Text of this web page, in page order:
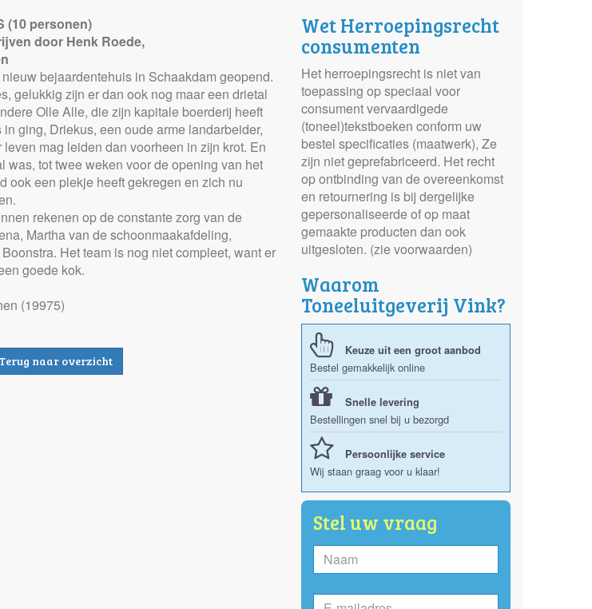
(10 personen)
door Henk Roede,
bejaardentehuis in Schaakdam geopend.
gelukkig zijn er dan ook nog maar een drietal
Olle Alle, die zijn kapitale boerderij heeft
ging, Driekus, een oude arme landarbeider,
mag leiden dan voorheen in zijn krot. En
was, tot twee weken voor de opening van het
ook een plekje heeft gekregen en zich nu
rekenen op de constante zorg van de
Martha van de schoonmaakafdeling,
Het team is nog niet compleet, want er
goede kok.
(19975)
Terug naar overzicht
Wet Herroepingsrecht
consumenten
Het herroepingsrecht is niet van
toepassing op speciaal voor
consument vervaardigede
(toneel)tekstboeken conform uw
bestel specificaties (maatwerk), Ze
zijn niet geprefabriceerd. Het recht
op ontbinding van de overeenkomst
en retournering is bij dergelijke
gepersonaliseerde of op maat
gemaakte producten dan ook
uitgesloten. (zie voorwaarden)
Waarom
Toneeluitgeverij Vink?
Keuze uit een groot aanbod
Bestel gemakkelijk online
Snelle levering
Bestellingen snel bij u bezorgd
Persoonlijke service
Wij staan graag voor u klaar!
Stel uw vraag